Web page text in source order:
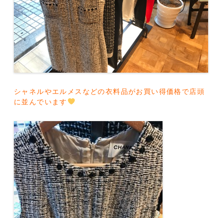
シャネルやエルメスなどの衣料品がお買い得価格で店頭
に並んでいます